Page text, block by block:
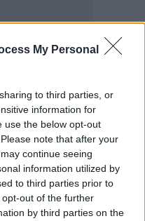
My Personal
to third parties, or
information for
use the below opt-out
note that after your
continue seeing
information utilized by
to third parties prior to
out of the further
by third parties on the